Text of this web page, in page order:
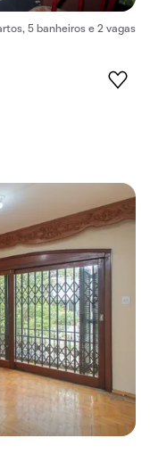
5 banheiros e 2 vagas